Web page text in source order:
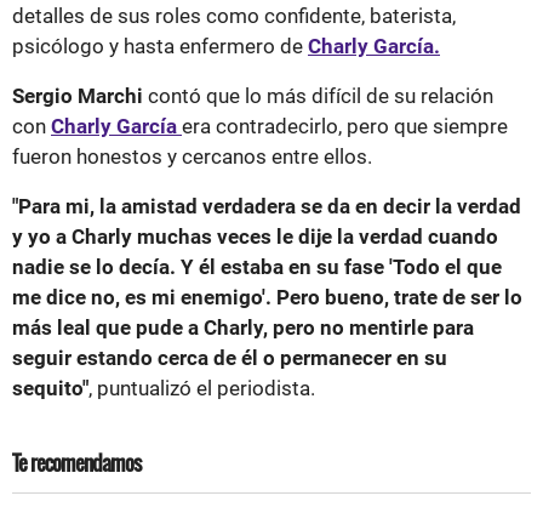
detalles de sus roles como confidente, baterista,
psicólogo y hasta enfermero de Charly García.
Sergio Marchi contó que lo más difícil de su relación
con Charly García era contradecirlo, pero que siempre
fueron honestos y cercanos entre ellos.
"Para mi, la amistad verdadera se da en decir la verdad
y yo a Charly muchas veces le dije la verdad cuando
nadie se lo decía. Y él estaba en su fase 'Todo el que
me dice no, es mi enemigo'. Pero bueno, trate de ser lo
más leal que pude a Charly, pero no mentirle para
seguir estando cerca de él o permanecer en su
sequito", puntualizó el periodista.
Te recomendamos